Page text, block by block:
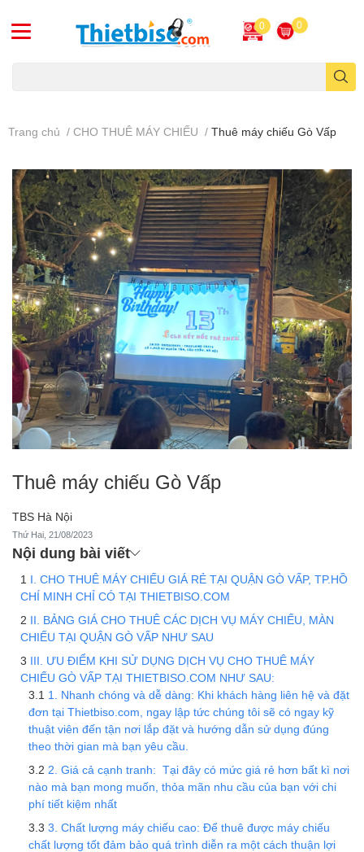
0 0
Trang chủ / CHO THUÊ MÁY CHIẾU / Thuê máy chiếu Gò Vấp
Thuê máy chiếu Gò Vấp
TBS Hà Nội
Thứ Hai, 21/08/2023
Nội dung bài viết
I. CHO THUÊ MÁY CHIẾU GIÁ RẺ TẠI QUẬN GÒ VẤP, TP.HỒ
CHÍ MINH CHỈ CÓ TẠI THIETBISO.COM
II. BẢNG GIÁ CHO THUÊ CÁC DỊCH VỤ MÁY CHIẾU, MÀN
CHIẾU TẠI QUẬN GÒ VẤP NHƯ SAU
III. ƯU ĐIỂM KHI SỬ DỤNG DỊCH VỤ CHO THUÊ MÁY
CHIẾU GÒ VẤP TẠI THIETBISO.COM NHƯ SAU:
1. Nhanh chóng và dễ dàng: Khi khách hàng liên hệ và đặt
đơn tại Thietbiso.com, ngay lập tức chúng tôi sẽ có ngay kỹ
thuật viên đến tận nơi lắp đặt và hướng dẫn sử dụng đúng
theo thời gian mà bạn yêu cầu.
2. Giá cả cạnh tranh: Tại đây có mức giá rẻ hơn bất kì nơi
nào mà bạn mong muốn, thỏa mãn nhu cầu của bạn với chi
phí tiết kiệm nhất
3. Chất lượng máy chiếu cao: Để thuê được máy chiếu
chất lượng tốt đảm bảo quá trình diễn ra một cách thuận lợi